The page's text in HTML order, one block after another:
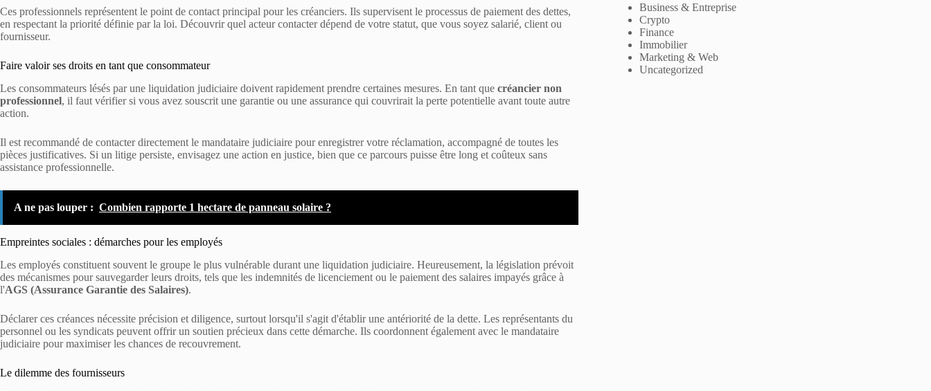
Ces professionnels représentent le point de contact principal pour les créanciers. Ils supervisent le processus de paiement des dettes,
en respectant la priorité définie par la loi. Découvrir quel acteur contacter dépend de votre statut, que vous soyez salarié, client ou
fournisseur.
Faire valoir ses droits en tant que consommateur
Les consommateurs lésés par une liquidation judiciaire doivent rapidement prendre certaines mesures. En tant que créancier non
professionnel, il faut vérifier si vous avez souscrit une garantie ou une assurance qui couvrirait la perte potentielle avant toute autre
action.
Il est recommandé de contacter directement le mandataire judiciaire pour enregistrer votre réclamation, accompagné de toutes les
pièces justificatives. Si un litige persiste, envisagez une action en justice, bien que ce parcours puisse être long et coûteux sans
assistance professionnelle.
A ne pas louper : Combien rapporte 1 hectare de panneau solaire ?
Empreintes sociales : démarches pour les employés
Les employés constituent souvent le groupe le plus vulnérable durant une liquidation judiciaire. Heureusement, la législation prévoit
des mécanismes pour sauvegarder leurs droits, tels que les indemnités de licenciement ou le paiement des salaires impayés grâce à
l'AGS (Assurance Garantie des Salaires).
Déclarer ces créances nécessite précision et diligence, surtout lorsqu'il s'agit d'établir une antériorité de la dette. Les représentants du
personnel ou les syndicats peuvent offrir un soutien précieux dans cette démarche. Ils coordonnent également avec le mandataire
judiciaire pour maximiser les chances de recouvrement.
Le dilemme des fournisseurs
Business & Entreprise
Crypto
Finance
Immobilier
Marketing & Web
Uncategorized